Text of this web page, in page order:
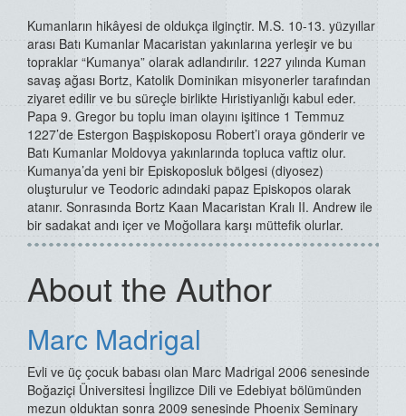
Kumanların hikâyesi de oldukça ilginçtir. M.S. 10-13. yüzyıllar
arası Batı Kumanlar Macaristan yakınlarına yerleşir ve bu
topraklar “Kumanya” olarak adlandırılır. 1227 yılında Kuman
savaş ağası Bortz, Katolik Dominikan misyonerler tarafından
ziyaret edilir ve bu süreçle birlikte Hıristiyanlığı kabul eder.
Papa 9. Gregor bu toplu iman olayını işitince 1 Temmuz
1227’de Estergon Başpiskoposu Robert’i oraya gönderir ve
Batı Kumanlar Moldovya yakınlarında topluca vaftiz olur.
Kumanya’da yeni bir Episkoposluk bölgesi (diyosez)
oluşturulur ve Teodoric adındaki papaz Episkopos olarak
atanır. Sonrasında Bortz Kaan Macaristan Kralı II. Andrew ile
bir sadakat andı içer ve Moğollara karşı müttefik olurlar.
About the Author
Marc Madrigal
Evli ve üç çocuk babası olan Marc Madrigal 2006 senesinde
Boğaziçi Üniversitesi İngilizce Dili ve Edebiyat bölümünden
mezun olduktan sonra 2009 senesinde Phoenix Seminary